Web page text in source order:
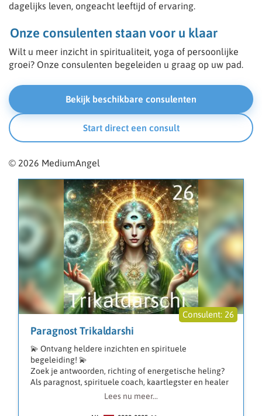
dagelijks leven, ongeacht leeftijd of ervaring.
Onze consulenten staan voor u klaar
Wilt u meer inzicht in spiritualiteit, yoga of persoonlijke
groei? Onze consulenten begeleiden u graag op uw pad.
Bekijk beschikbare consulenten
Start direct een consult
© 2026 MediumAngel
26
Paragnost Trikaldarshi
💫 Ontvang heldere inzichten en spirituele
begeleiding! 💫
Zoek je antwoorden, richting of energetische heling?
Als paragnost, spirituele coach, kaartlegster en healer
sta ik voor je klaar met eerlijke en zuivere
Lees nu meer...